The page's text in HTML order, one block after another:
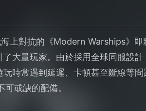
上對抗的《Modern Warships》
大量玩家。由於採用全球同服設
時常遇到延遲、卡頓甚至斷線等
或缺的配備。